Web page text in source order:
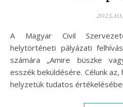
A Magyar Civil Szervezetek Erdélyi Szövetsége
helytörténeti pályázati
számára „Amire büszke
esszék beküldésére. Célunk
helyzetük tudatos